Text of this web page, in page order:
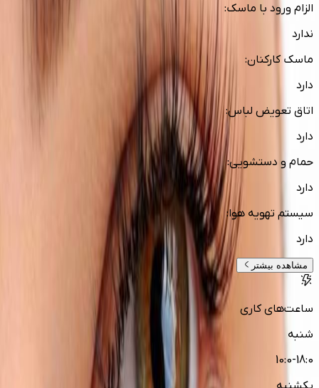
الزام ورود با ماسک:
ندارد
ماسک کارکنان:
دارد
اتاق تعویض لباس:
دارد
حمام و دستشویی:
دارد
سیستم تهویه هوا:
دارد
مشاهده بیشتر
ساعت‌های کاری
شنبه
10:0-18:0